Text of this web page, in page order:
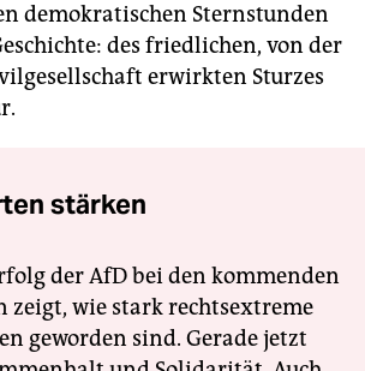
demokratischen Sternstunden
des friedlichen, von der
erwirkten Sturzes
stärken
der AfD bei den kommenden
zeigt, wie stark rechtsextreme
geworden sind. Gerade jetzt